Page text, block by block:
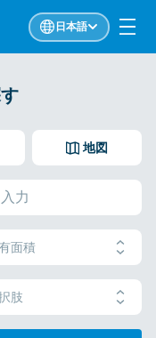
日本語
地図
面積
肢